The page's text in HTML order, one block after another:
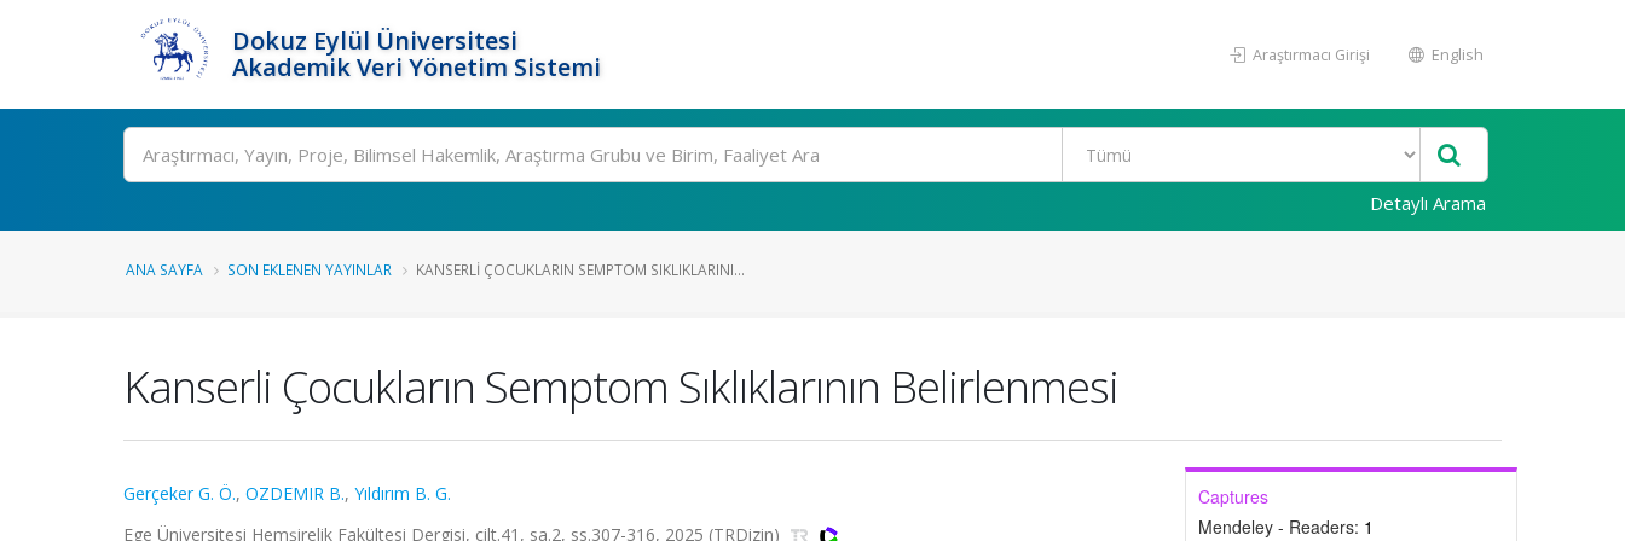
Dokuz Eylül Üniversitesi
Akademik Veri Yönetim Sistemi
Araştırmacı Girişi English
Ara
Detaylı Arama
ANA SAYFA SON EKLENEN YAYINLAR KANSERLI ÇOCUKLARIN SEMPTOM SIKLIKLARINI...
Kanserli Çocukların Semptom Sıklıklarının Belirlenmesi
Gerçeker G. Ö., OZDEMIR B., Yıldırım B. G.
Ege Üniversitesi Hemşirelik Fakültesi Dergisi, cilt.41, sa.2, ss.307-316, 2025 (TRDizin)
Captures
Mendeley - Readers: 1